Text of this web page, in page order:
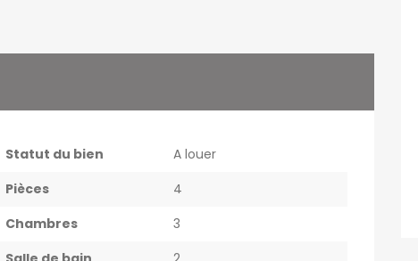
Statut du bien
A louer
Pièces
4
Chambres
3